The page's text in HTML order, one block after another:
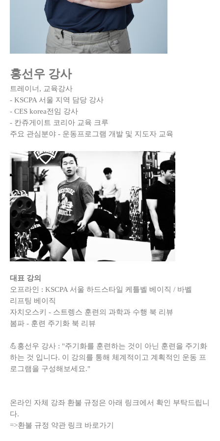
홍선우 강사
트레이너, 교육강사
- KSCPA 서울 지역 담당 강사
- CES korea전임 강사
- 칸쥬게이트 코리아 교육 크루
주요 관심분야 - 운동프로그램 개발 및 지도자 교육
대표 강의
오프라인 : KSCPA 서울 하드스타일 케틀벨 베이직 / 바벨
리프팅 베이직
자치오스키 - 스트렝스 훈련의 과학과 수행 북 리뷰
봄파 - 훈련 주기화 북 리뷰
💪홍선우 강사 : "주기화를 훈련하는 것이 아닌 훈련을 주기화
하는 것 입니다. 이 강의를 통해 체계적이고 계획적인 운동 프
로그램을 구성해보세요."
온라인 자체 강좌 환불 규정은 아래 링크에서 확인 부탁드립니
다.
=>환불 규정 약관 링크 바로가기